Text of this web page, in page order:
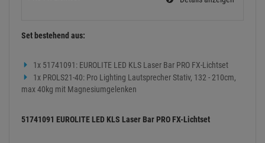
Set bestehend aus:
1x 51741091: EUROLITE LED KLS Laser Bar PRO FX-Lichtset
1x PROLS21-40: Pro Lighting Lautsprecher Stativ, 132 - 210cm,
max 40kg mit Magnesiumgelenken
51741091 EUROLITE LED KLS Laser Bar PRO FX-Lichtset